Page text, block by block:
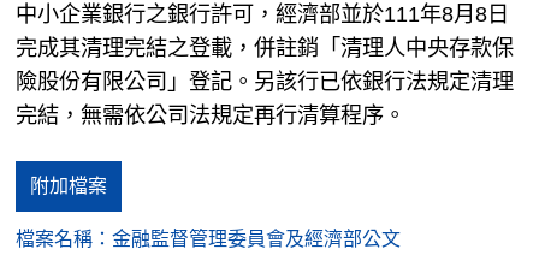
中小企業銀行之銀行許可，經濟部並於111年8月8日
完成其清理完結之登載，併註銷「清理人中央存款保
險股份有限公司」登記。另該行已依銀行法規定清理
完結，無需依公司法規定再行清算程序。
附加檔案
檔案名稱：金融監督管理委員會及經濟部公文